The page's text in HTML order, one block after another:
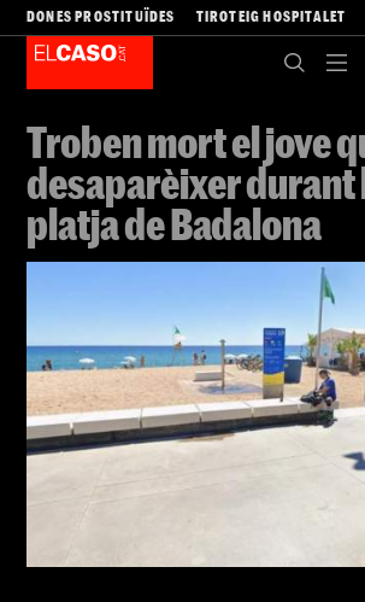
DONES PROSTITUÏDES TIROTEIG HOSPITALET
Troben mort el jove
desaparèixer durant
platja de Badalona